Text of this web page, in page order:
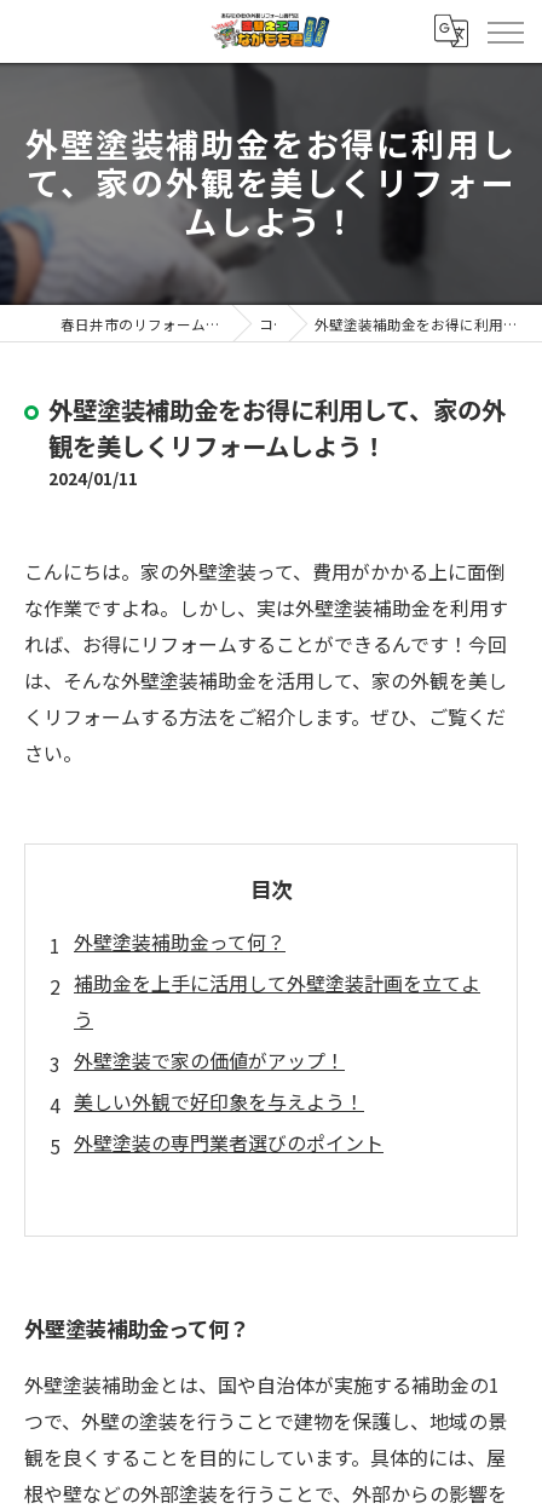
外壁塗装補助金をお得に利用し
て、家の外観を美しくリフォー
ムしよう！
春日井市のリフォームなら塗替え工房ながもち君 春日井店 コラム 外壁塗装補助金をお得に利用して、家の外観を美しくリフォームしよう！
外壁塗装補助金をお得に利用して、家の外
観を美しくリフォームしよう！
2024/01/11
こんにちは。家の外壁塗装って、費用がかかる上に面倒
な作業ですよね。しかし、実は外壁塗装補助金を利用す
れば、お得にリフォームすることができるんです！今回
は、そんな外壁塗装補助金を活用して、家の外観を美し
くリフォームする方法をご紹介します。ぜひ、ご覧くだ
さい。
目次
外壁塗装補助金って何？
補助金を上手に活用して外壁塗装計画を立てよ
う
外壁塗装で家の価値がアップ！
美しい外観で好印象を与えよう！
外壁塗装の専門業者選びのポイント
外壁塗装補助金って何？
外壁塗装補助金とは、国や自治体が実施する補助金の1
つで、外壁の塗装を行うことで建物を保護し、地域の景
観を良くすることを目的にしています。具体的には、屋
根や壁などの外部塗装を行うことで、外部からの影響を